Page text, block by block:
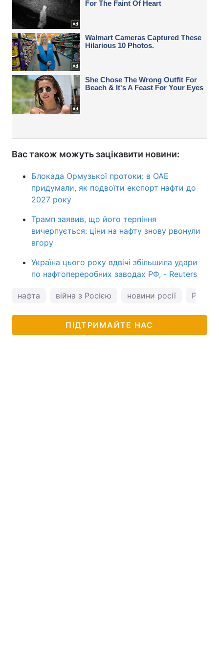
Вас також можуть зацікавити новини:
Блокада Ормузької протоки: в ОАЕ
придумали, як подвоїти експорт нафти до
2027 року
Трамп заявив, що його терпіння
вичерпується: ціни на нафту знову рвонули
вгору
Україна цього року вдвічі збільшила удари
по нафтопереробних заводах РФ, - Reuters
нафта війна з Росією новини росії Росія
ПІДТРИМАЙТЕ НАС